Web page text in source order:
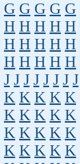
G G G G G
H H H H H
H H H H H
H H H H H
J J J J J J J J
K K K K K
K K K K K
K K K K K
K K K K K